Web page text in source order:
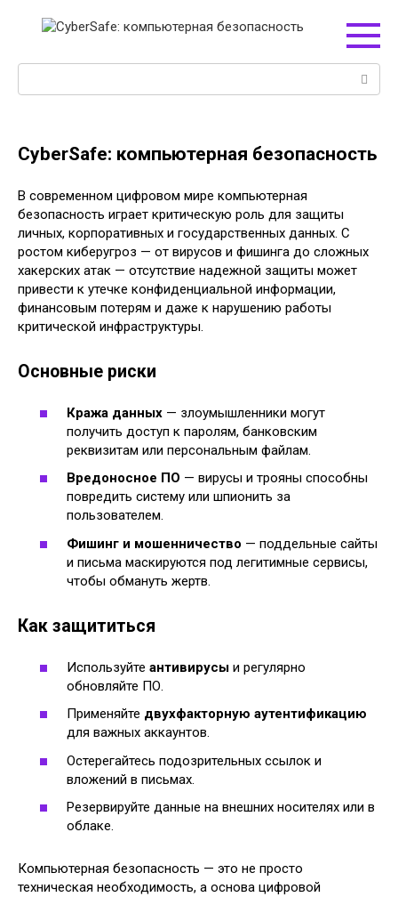
CyberSafe: компьютерная безопасность
В современном цифровом мире компьютерная
безопасность играет критическую роль для защиты
личных, корпоративных и государственных данных. С
ростом киберугроз — от вирусов и фишинга до сложных
хакерских атак — отсутствие надежной защиты может
привести к утечке конфиденциальной информации,
финансовым потерям и даже к нарушению работы
критической инфраструктуры.
Основные риски
Кража данных — злоумышленники могут
получить доступ к паролям, банковским
реквизитам или персональным файлам.
Вредоносное ПО — вирусы и трояны способны
повредить систему или шпионить за
пользователем.
Фишинг и мошенничество — поддельные сайты
и письма маскируются под легитимные сервисы,
чтобы обмануть жертв.
Как защититься
Используйте антивирусы и регулярно
обновляйте ПО.
Применяйте двухфакторную аутентификацию
для важных аккаунтов.
Остерегайтесь подозрительных ссылок и
вложений в письмах.
Резервируйте данные на внешних носителях или в
облаке.
Компьютерная безопасность — это не просто
техническая необходимость, а основа цифровой